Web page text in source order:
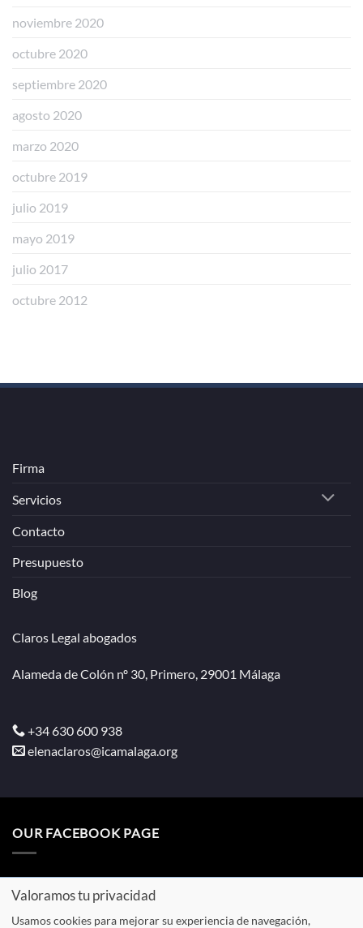
noviembre 2020
octubre 2020
septiembre 2020
agosto 2020
marzo 2020
octubre 2019
julio 2019
mayo 2019
julio 2017
octubre 2012
Firma
Servicios
Contacto
Presupuesto
Blog
Claros Legal abogados
Alameda de Colón nº 30, Primero, 29001 Málaga
+34 630 600 938
elenaclaros@icamalaga.org
OUR FACEBOOK PAGE
Aviso Política de Política de Presupuesto
Valoramos tu privacidad
Usamos cookies para mejorar su experiencia de navegación,